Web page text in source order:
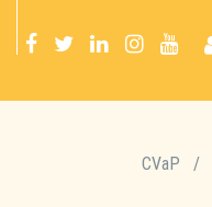
CVaP /